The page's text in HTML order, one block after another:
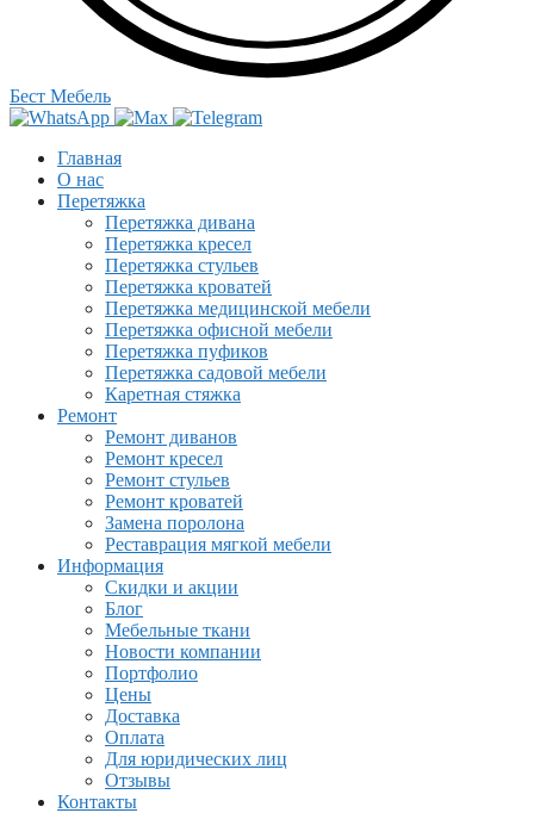
Бест Мебель
Главная
О нас
Перетяжка
Перетяжка дивана
Перетяжка кресел
Перетяжка стульев
Перетяжка кроватей
Перетяжка медицинской мебели
Перетяжка офисной мебели
Перетяжка пуфиков
Перетяжка садовой мебели
Каретная стяжка
Ремонт
Ремонт диванов
Ремонт кресел
Ремонт стульев
Ремонт кроватей
Замена поролона
Реставрация мягкой мебели
Информация
Скидки и акции
Блог
Мебельные ткани
Новости компании
Портфолио
Цены
Доставка
Оплата
Для юридических лиц
Отзывы
Контакты